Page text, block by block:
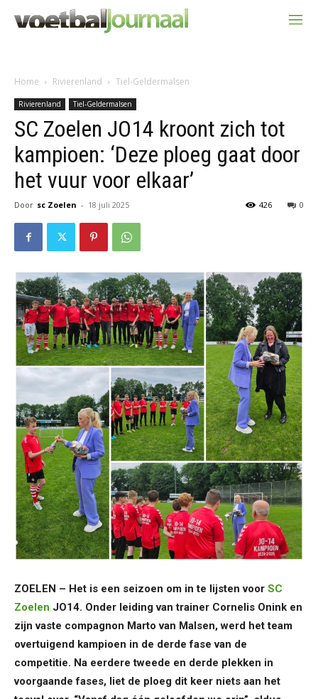
Home Rivierenland Tiel-Geldermalsen
Rivierenland Tiel-Geldermalsen
SC Zoelen JO14 kroont zich tot
kampioen: ‘Deze ploeg gaat door
het vuur voor elkaar’
Door sc Zoelen - 18 juli 2025 0
426
ZOELEN – Het is een seizoen om in te lijsten voor SC
Zoelen JO14. Onder leiding van trainer Cornelis Onink en
zijn vaste compagnon Marto van Malsen, werd het team
overtuigend kampioen in de derde fase van de
competitie. Na eerdere tweede en derde plekken in
voorgaande fases, liet de ploeg dit keer niets aan het